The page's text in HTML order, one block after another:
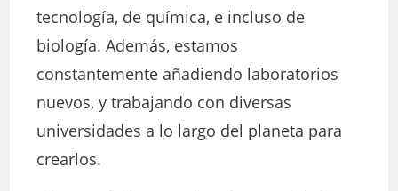
tecnología, de química, e incluso de
biología. Además, estamos
constantemente añadiendo laboratorios
nuevos, y trabajando con diversas
universidades a lo largo del planeta para
crearlos.